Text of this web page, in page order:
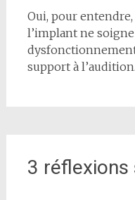
Oui, pour
l’implant ne soigne
support à l’audition.
3 réflexions